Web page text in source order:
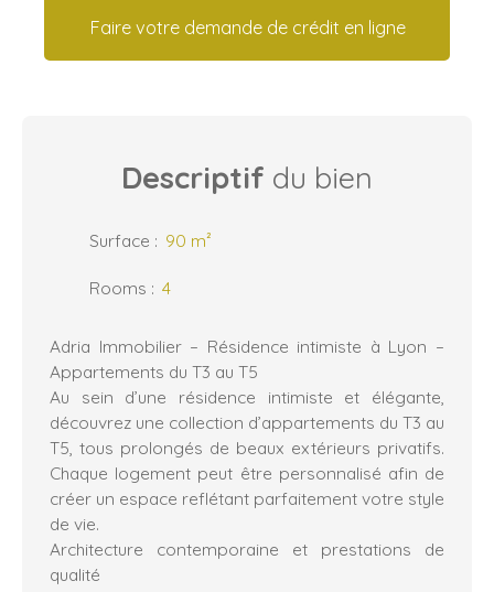
Faire votre demande de crédit en ligne
Descriptif du bien
Surface : 90 m²
Rooms : 4
Adria Immobilier – Résidence intimiste à Lyon –
Appartements du T3 au T5
Au sein d’une résidence intimiste et élégante,
découvrez une collection d’appartements du T3 au
T5, tous prolongés de beaux extérieurs privatifs.
Chaque logement peut être personnalisé afin de
créer un espace reflétant parfaitement votre style
de vie.
Architecture contemporaine et prestations de
qualité